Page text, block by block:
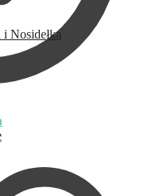
Nosidełka